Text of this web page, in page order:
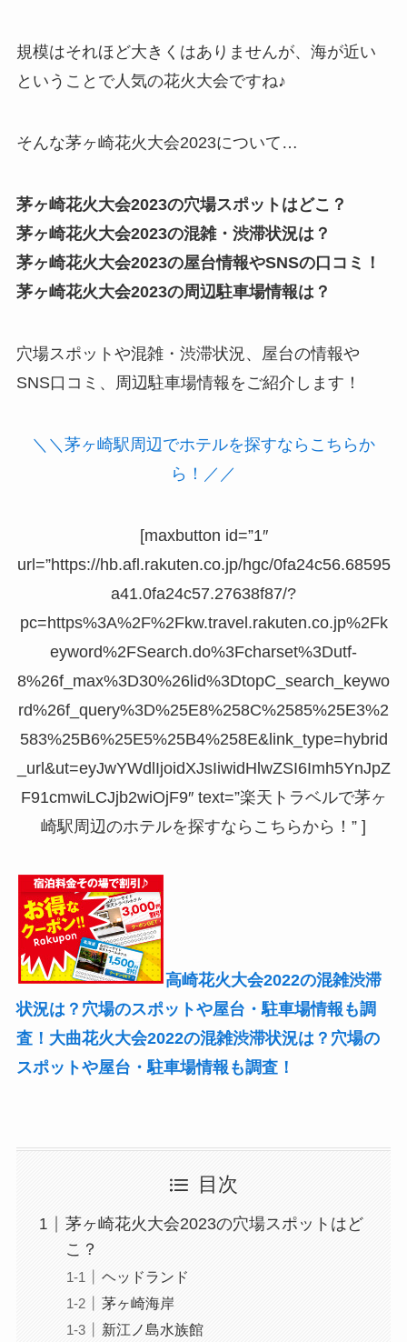
規模はそれほど大きくはありませんが、海が近い
ということで人気の花火大会ですね♪
そんな茅ヶ崎花火大会2023について…
茅ヶ崎花火大会2023の穴場スポットはどこ？
茅ヶ崎花火大会2023の混雑・渋滞状況は？
茅ヶ崎花火大会2023の屋台情報やSNSの口コミ！
茅ヶ崎花火大会2023の周辺駐車場情報は？
穴場スポットや混雑・渋滞状況、屋台の情報や
SNS口コミ、周辺駐車場情報をご紹介します！
＼＼茅ヶ崎駅周辺でホテルを探すならこちらか
ら！／／
[maxbutton id=”1″
url=”https://hb.afl.rakuten.co.jp/hgc/0fa24c56.68595
a41.0fa24c57.27638f87/?
pc=https%3A%2F%2Fkw.travel.rakuten.co.jp%2Fk
eyword%2FSearch.do%3Fcharset%3Dutf-
8%26f_max%3D30%26lid%3DtopC_search_keywo
rd%26f_query%3D%25E8%258C%2585%25E3%2
583%25B6%25E5%25B4%258E&link_type=hybrid
_url&ut=eyJwYWdlIjoidXJsIiwidHlwZSI6Imh5YnJpZ
F91cmwiLCJjb2wiOjF9″ text=”楽天トラベルで茅ヶ
崎駅周辺のホテルを探すならこちらから！” ]
高崎花火大会2022の混雑渋滞
状況は？穴場のスポットや屋台・駐車場情報も調
査！ 大曲花火大会2022の混雑渋滞状況は？穴場の
スポットや屋台・駐車場情報も調査！
目次
茅ヶ崎花火大会2023の穴場スポットはど
こ？
ヘッドランド
茅ヶ崎海岸
新江ノ島水族館